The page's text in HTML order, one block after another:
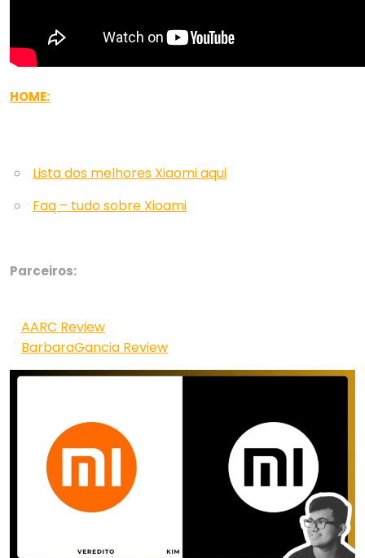
HOME:
Lista dos melhores Xiaomi aqui
Faq – tudo sobre Xioami
Parceiros:
AARC Review
BarbaraGancia Review